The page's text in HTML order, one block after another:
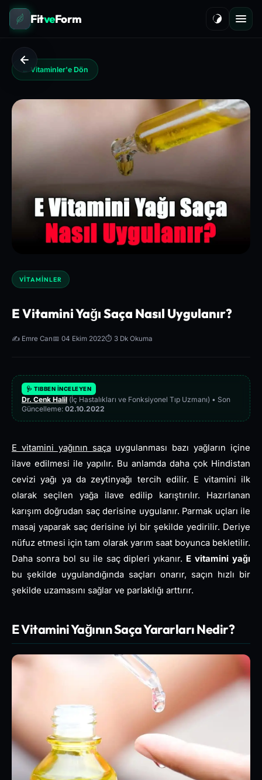
FitveForm
← Vitaminler'e Dön
VITAMINLER
E Vitamini Yağı Saça Nasıl Uygulanır?
✍️ Emre Can📅 04 Ekim 2022⏱️ 3 Dk Okuma
🩺 TIBBEN İNCELEYEN
Dr. Cenk Halil (İç Hastalıkları ve Fonksiyonel Tıp Uzmanı) • Son
Güncelleme: 02.10.2022
E vitamini yağının saçauygulanması bazı yağların içine
ilave edilmesi ile yapılır. Bu anlamda daha çok Hindistan
cevizi yağı ya da zeytinyağı tercih edilir. E vitamini ilk
olarak seçilen yağa ilave edilip karıştırılır. Hazırlanan
karışım doğrudan saç derisine uygulanır. Parmak uçları ile
masaj yaparak saç derisine iyi bir şekilde yedirilir. Deriye
nüfuz etmesi için tam olarak yarım saat boyunca bekletilir.
Daha sonra bol su ile saç dipleri yıkanır. E vitamini yağı
bu şekilde uygulandığında saçları onarır, saçın hızlı bir
şekilde uzamasını sağlar ve parlaklığı arttırır.
E Vitamini Yağının Saça Yararları Nedir?